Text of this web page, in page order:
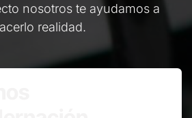
nosotros te ayudamos a
realidad.